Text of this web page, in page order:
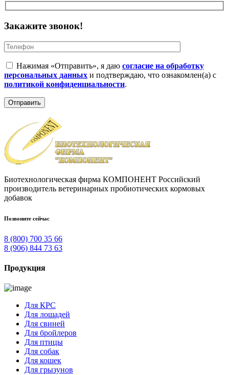
Закажите звонок!
Нажимая «Отправить», я даю согласие на обработку
персональных данных и подтверждаю, что ознакомлен(а) с
политикой конфиденциальности.
Биотехнологическая фирма КОМПОНЕНТ Pоссийский
производитель ветеринарных пробиотических кормовых
добавок
Позвоните сейчас
8 (800) 700 35 66
8 (906) 844 73 63
Продукция
Для КРС
Для лошадей
Для свиней
Для бройлеров
Для птицы
Для собак
Для кошек
Для грызунов